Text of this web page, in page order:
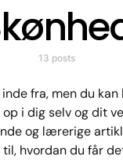
13 posts
inde fra, men du
op i dig selv og dit
og lærerige
hvordan du får